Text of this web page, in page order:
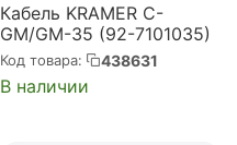
Кабель KRAMER C-
GM/GM-35 (92-7101035)
Код товара: 438631
В наличии